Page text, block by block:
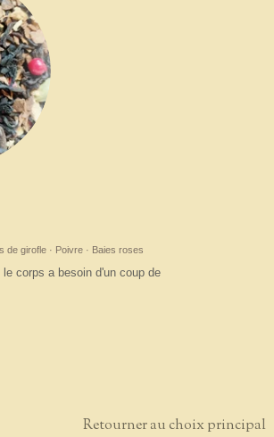
de girofle · Poivre · Baies roses
corps a besoin d'un coup de
Retourner au choix principal